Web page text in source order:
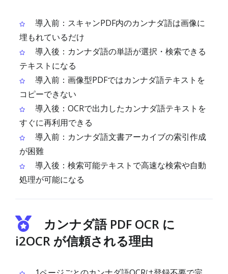
導入前：スキャンPDF内のカンナダ語は画像に
埋もれているだけ
導入後：カンナダ語の単語が選択・検索できる
テキストになる
導入前：画像型PDFではカンナダ語テキストを
コピーできない
導入後：OCRで出力したカンナダ語テキストを
すぐに再利用できる
導入前：カンナダ語文書アーカイブの索引作成
が困難
導入後：検索可能テキストで高速な検索や自動
処理が可能になる
カンナダ語 PDF OCR に
i2OCR が信頼される理由